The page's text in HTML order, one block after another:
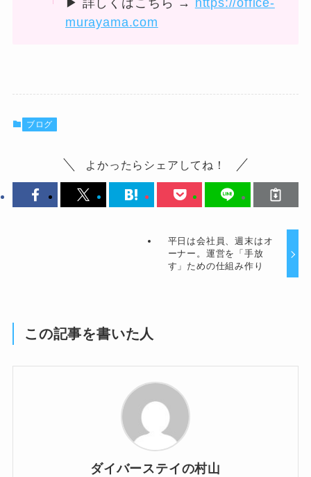
murayama.com
ブログ
よかったらシェアしてね！
平日は会社員、週末はオ
ーナー。運営を「手放
す」ための仕組み作り
この記事を書いた人
ダイバーステイの村山